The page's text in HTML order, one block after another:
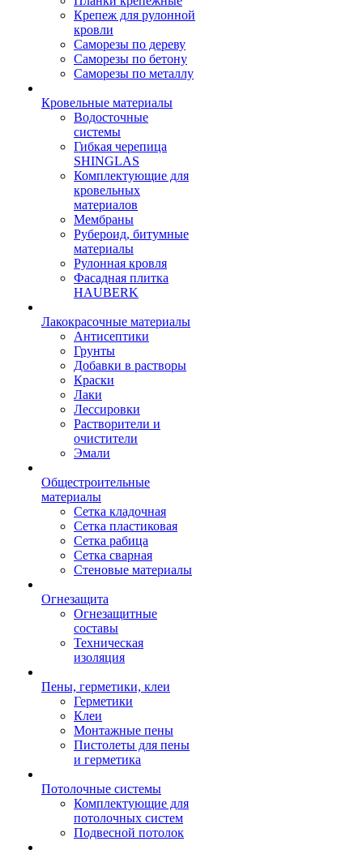
Крепеж для рулонной
кровли
Саморезы по дереву
Саморезы по бетону
Саморезы по металлу
Кровельные материалы
Водосточные
системы
Гибкая черепица
SHINGLAS
Комплектующие для
кровельных
материалов
Мембраны
Рубероид, битумные
материалы
Рулонная кровля
Фасадная плитка
HAUBERK
Лакокрасочные материалы
Антисептики
Грунты
Добавки в растворы
Краски
Лаки
Лессировки
Растворители и
очистители
Эмали
Общестроительные
материалы
Сетка кладочная
Сетка пластиковая
Сетка рабица
Сетка сварная
Стеновые материалы
Огнезащита
Огнезащитные
составы
Техническая
изоляция
Пены, герметики, клеи
Герметики
Клеи
Монтажные пены
Пистолеты для пены
и герметика
Потолочные системы
Комплектующие для
потолочных систем
Подвесной потолок